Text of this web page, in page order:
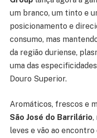
um branco, um tinto e
posicionamento e
consumo, mas
da região duriense,
uma das
Douro Superior.
Aromáticos, frescos e
São José do Barrilário,
leves e vão ao